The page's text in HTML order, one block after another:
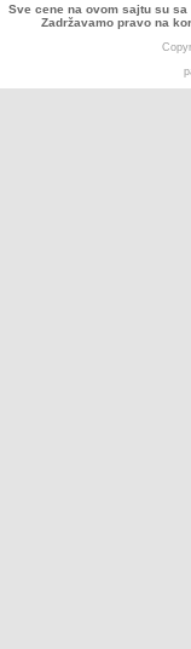
Sve cene na ovom sajtu su
Zadržavamo pravo na